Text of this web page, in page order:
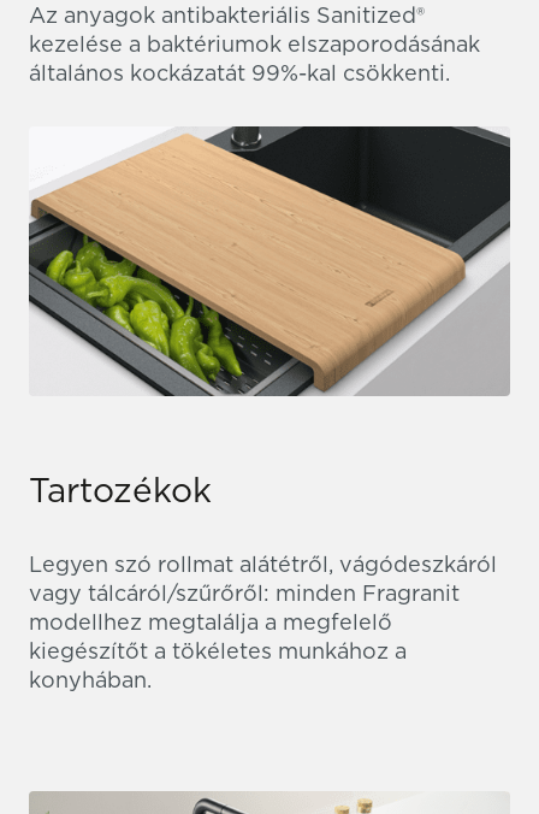
Az anyagok antibakteriális Sanitized®
kezelése a baktériumok elszaporodásának
általános kockázatát 99%-kal csökkenti.
Tartozékok
Legyen szó rollmat alátétről, vágódeszkáról
vagy tálcáról/szűrőről: minden Fragranit
modellhez megtalálja a megfelelő
kiegészítőt a tökéletes munkához a
konyhában.